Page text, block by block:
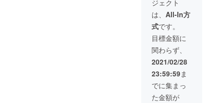
ザー素
材のタ
グ付き
で遊び
心ある
デザイ
ン！ ※
サイズ
はフ
リーサ
イズで
す。
ジェクト
は、 All-In方
式です。
目標金額に
関わらず、
2021/02/28
23:59:59ま
でに集まっ
た金額が